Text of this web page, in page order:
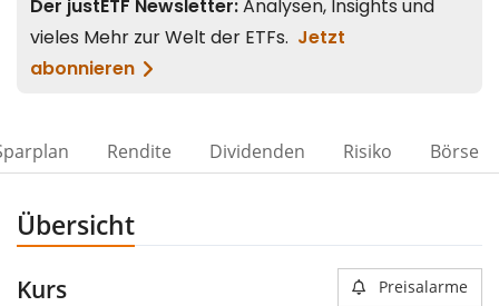
Rendite Dividenden Risiko Börse
Übersicht
Kurs Preisalarme